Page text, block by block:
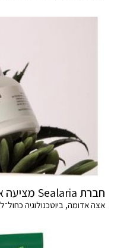
חברת Sealaria מציעה אלטרנטיבה מדעית לשוק הטיפוח
אצה אדומה, ביוטכנולוגיה